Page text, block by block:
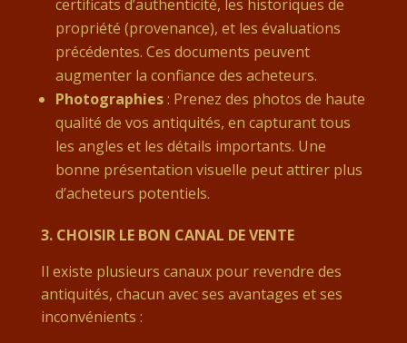
certificats d’authenticité, les historiques de
propriété (provenance), et les évaluations
précédentes. Ces documents peuvent
augmenter la confiance des acheteurs.
Photographies: Prenez des photos de haute
qualité de vos antiquités, en capturant tous
les angles et les détails importants. Une
bonne présentation visuelle peut attirer plus
d’acheteurs potentiels.
3. CHOISIR LE BON CANAL DE VENTE
Il existe plusieurs canaux pour revendre des
antiquités, chacun avec ses avantages et ses
inconvénients :